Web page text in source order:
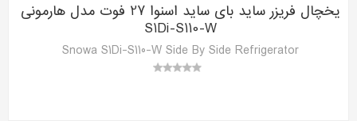
یخچال فریزر ساید بای ساید اسنوا 27 فوت مدل هارمونی
S1Di-S110-W
Snowa S1Di-S110-W Side By Side Refrigerator